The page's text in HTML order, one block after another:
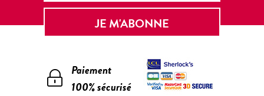
JE M'ABONNE
Paiement
100% sécurisé